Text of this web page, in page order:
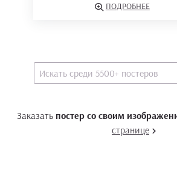
ПОДРОБНЕЕ
Заказать постер со своим
странице